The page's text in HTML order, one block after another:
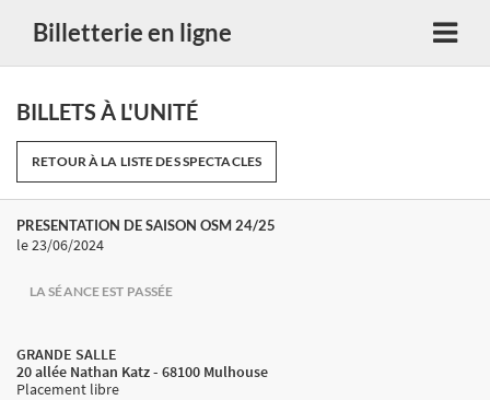
Billetterie en ligne
BILLETS À L'UNITÉ
RETOUR À LA LISTE DES SPECTACLES
PRESENTATION DE SAISON OSM 24/25
le 23/06/2024
LA SÉANCE EST PASSÉE
GRANDE SALLE
20 allée Nathan Katz - 68100 Mulhouse
Placement libre